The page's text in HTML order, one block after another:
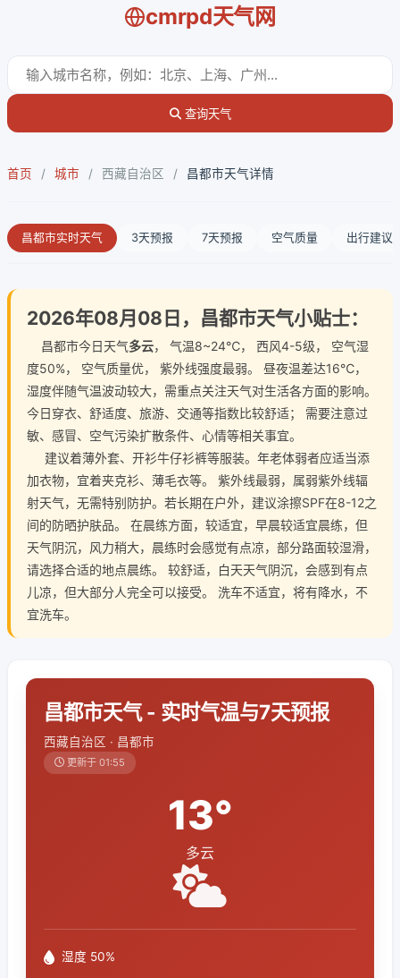
cmrpd天气网
查询天气
首页 / 城市 / 西藏自治区 / 昌都市天气详情
昌都市实时天气 3天预报 7天预报 空气质量 出行建议
2026年08月08日，昌都市天气小贴士：
昌都市今日天气多云， 气温8~24℃， 西风4-5级， 空气湿
度50%， 空气质量优， 紫外线强度最弱。 昼夜温差达16℃，
湿度伴随气温波动较大，需重点关注天气对生活各方面的影响。
今日穿衣、舒适度、旅游、交通等指数比较舒适； 需要注意过
敏、感冒、空气污染扩散条件、心情等相关事宜。
建议着薄外套、开衫牛仔衫裤等服装。年老体弱者应适当添
加衣物，宜着夹克衫、薄毛衣等。 紫外线最弱，属弱紫外线辐
射天气，无需特别防护。若长期在户外，建议涂擦SPF在8-12之
间的防晒护肤品。 在晨练方面，较适宜，早晨较适宜晨练，但
天气阴沉，风力稍大，晨练时会感觉有点凉，部分路面较湿滑，
请选择合适的地点晨练。 较舒适，白天天气阴沉，会感到有点
儿凉，但大部分人完全可以接受。 洗车不适宜，将有降水，不
宜洗车。
昌都市天气 - 实时气温与7天预报
西藏自治区 · 昌都市
更新于 01:55
13°
多云
湿度 50%